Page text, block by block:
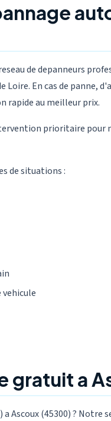
de depanneurs
En cas de panne,
rapide au meilleur prix.
prioritaire pour
de situations :
vehicule
gratuit a
a Ascoux (45300) ?